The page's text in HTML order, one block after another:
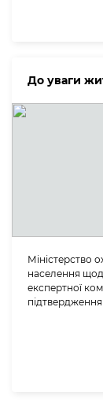
До уваги
Міністерство
населення
експертної
підтвердження